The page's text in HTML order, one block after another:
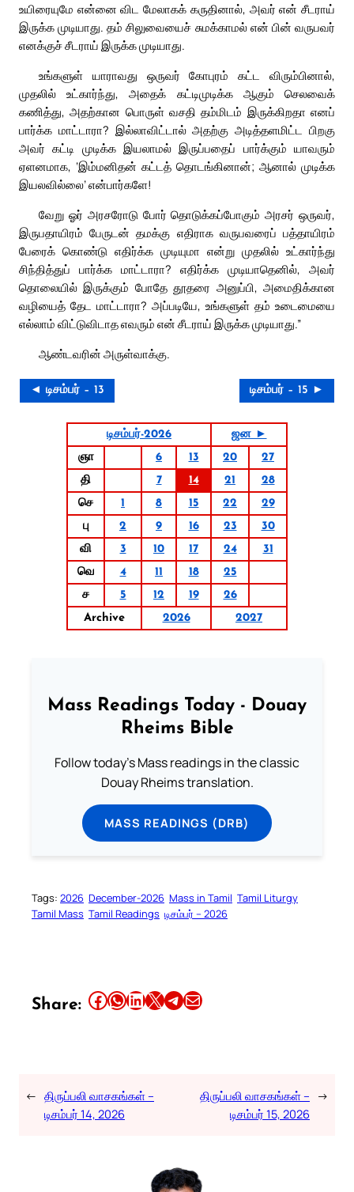
உயிரையுமே என்னை விட மேலாகக் கருதினால், அவர் என் சீடராய்
இருக்க முடியாது. தம் சிலுவையைச் சுமக்காமல் என் பின் வருபவர்
எனக்குச் சீடராய் இருக்க முடியாது.
உங்களுள் யாராவது ஒருவர் கோபுரம் கட்ட விரும்பினால்,
முதலில் உட்கார்ந்து, அதைக் கட்டிமுடிக்க ஆகும் செலவைக்
கணித்து, அதற்கான பொருள் வசதி தம்மிடம் இருக்கிறதா எனப்
பார்க்க மாட்டாரா? இல்லாவிட்டால் அதற்கு அடித்தளமிட்ட பிறகு
அவர் கட்டி முடிக்க இயலாமல் இருப்பதைப் பார்க்கும் யாவரும்
ஏளனமாக, ‘இம்மனிதன் கட்டத் தொடங்கினான்; ஆனால் முடிக்க
இயலவில்லை’ என்பார்களே!
வேறு ஓர் அரசரோடு போர் தொடுக்கப்போகும் அரசர் ஒருவர்,
இருபதாயிரம் பேருடன் தமக்கு எதிராக வருபவரைப் பத்தாயிரம்
பேரைக் கொண்டு எதிர்க்க முடியுமா என்று முதலில் உட்கார்ந்து
சிந்தித்துப் பார்க்க மாட்டாரா? எதிர்க்க முடியாதெனில், அவர்
தொலையில் இருக்கும் போதே தூதரை அனுப்பி, அமைதிக்கான
வழியைத் தேட மாட்டாரா? அப்படியே, உங்களுள் தம் உடைமையை
எல்லாம் விட்டுவிடாத எவரும் என் சீடராய் இருக்க முடியாது.”
ஆண்டவரின் அருள்வாக்கு.
◄ டிசம்பர் – 13 டிசம்பர் – 15 ►
டிசம்பர்-2026
ஜன ►
ஞா
6 13 20
27
தி
7 14 21
28
செ
1 8 15 22
29
பு
2 9 16 23
30
வி
3 10 17 24
31
வெ
4 11 18
25
ச
5 12 19
26
Archive
2026 2027
Mass Readings Today - Douay
Rheims Bible
Follow today's Mass readings in the classic
Douay Rheims translation.
MASS READINGS (DRB)
Tags: 2026 December-2026 Mass in Tamil Tamil Liturgy
Tamil Mass Tamil Readings டிசம்பர் – 2026
Share: Share this article on Facebook Share this article on WhatsApp Share this article on LinkedIn Share this article on X Share this article on TelegramEmail this Article
← திருப்பலி வாசகங்கள் –
டிசம்பர் 14, 2026
திருப்பலி வாசகங்கள் –
டிசம்பர் 15, 2026
→